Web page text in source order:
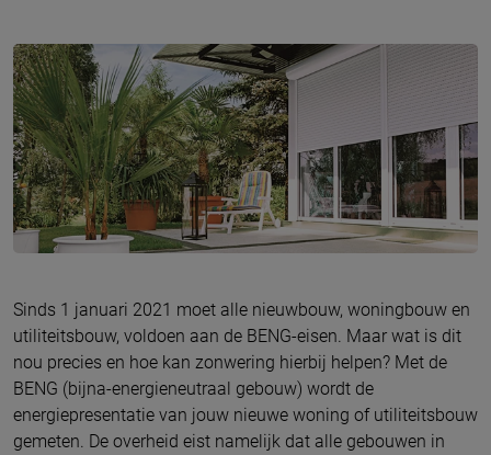
Sinds 1 januari 2021 moet alle nieuwbouw, woningbouw en
utiliteitsbouw, voldoen aan de BENG-eisen. Maar wat is dit
nou precies en hoe kan zonwering hierbij helpen? Met de
BENG (bijna-energieneutraal gebouw) wordt de
energiepresentatie van jouw nieuwe woning of utiliteitsbouw
gemeten. De overheid eist namelijk dat alle gebouwen in